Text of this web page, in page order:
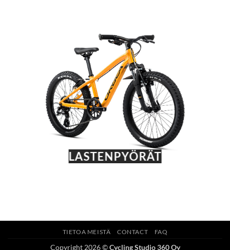
LASTENPYÖRÄT
TIETOA MEISTÄ CONTACT FAQ
Copyright 2026 ©Cycling Studio 360 Oy